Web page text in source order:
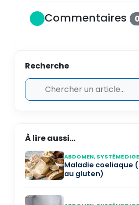
Commentaires 0
Recherche
À lire aussi...
ABDOMEN, SYSTÈME
Maladie coeliaque
au gluten)